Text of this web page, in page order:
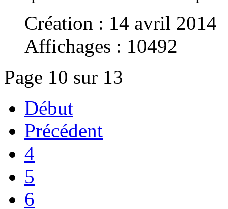
Création : 14 avril 2014
Affichages : 10492
Page 10 sur 13
Début
Précédent
4
5
6